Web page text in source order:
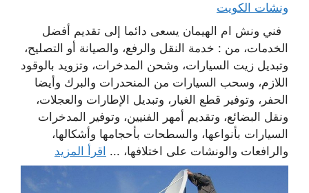
ونشات الكويت
فني ونش ام الهيمان يسعى دائما إلى تقديم أفضل
الخدمات، من : خدمة النقل والرفع، والصيانة أو التصليح،
وتبديل زيت السيارات، وشحن المدخرات، وتزويد بالوقود
اللازم، وسحب السيارات من المنحدرات والبرك وأيضا
الحفر، وتوفير قطع الغيار، وتبديل الإطارات والعجلات،
ونقل البضائع، وتقديم أمهر الفنيين، وتوفير المدخرات
السيارات بأنواعها، والسطحات بأحجامها وأشكالها،
والرافعات والونشات على اختلافها، ... اقرأ المزيد